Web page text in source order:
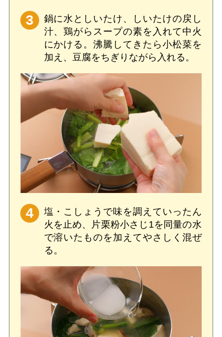
3
鍋に水としいたけ、しいたけの戻し
汁、鶏がらスープの素を入れて中火
にかける。沸騰してきたら小松菜を
加え、豆腐をちぎりながら入れる。
4
塩・こしょうで味を調えていったん
火を止め、片栗粉小さじ1を同量の水
で溶いたものを加えてやさしく混ぜ
る。